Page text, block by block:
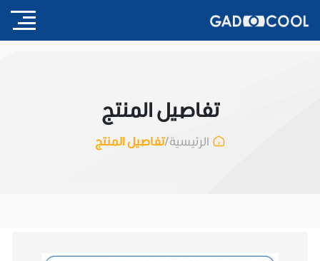
تفاصيل المنتج
الرئيسية/تفاصيل المنتج